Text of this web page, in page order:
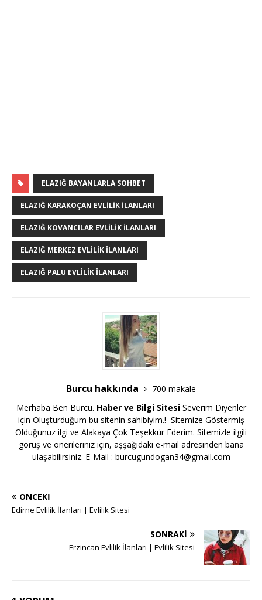
ELAZIĞ BAYANLARLA SOHBET
ELAZIĞ KARAKOÇAN EVLILIK İLANLARI
ELAZIĞ KOVANCILAR EVLILIK İLANLARI
ELAZIĞ MERKEZ EVLILIK İLANLARI
ELAZIĞ PALU EVLILIK İLANLARI
Burcu hakkında
700 makale
Merhaba Ben Burcu. Haber ve Bilgi SitesiSeverim Diyenler
için Oluşturduğum bu sitenin sahibiyim.! Sitemize Göstermiş
Olduğunuz ilgi ve Alakaya Çok Teşekkür Ederim. Sitemizle ilgili
görüş ve önerileriniz için, aşşağıdaki e-mail adresinden bana
ulaşabilirsiniz. E-Mail : burcugundogan34@gmail.com
ÖNCEKI
Edirne Evlilik İlanları | Evlilik Sitesi
SONRAKI
Erzincan Evlilik İlanları | Evlilik Sitesi